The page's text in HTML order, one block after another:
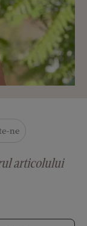
ne
articolului